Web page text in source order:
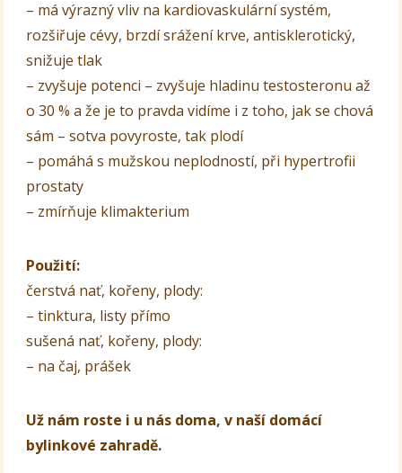
– má výrazný vliv na kardiovaskulární systém,
rozšiřuje cévy, brzdí srážení krve, antisklerotický,
snižuje tlak
– zvyšuje potenci – zvyšuje hladinu testosteronu až
o 30 % a že je to pravda vidíme i z toho, jak se chová
sám – sotva povyroste, tak plodí
– pomáhá s mužskou neplodností, při hypertrofii
prostaty
– zmírňuje klimakterium
Použití:
čerstvá nať, kořeny, plody:
– tinktura, listy přímo
sušená nať, kořeny, plody:
– na čaj, prášek
Už nám roste i u nás doma, v naší domácí
bylinkové zahradě.